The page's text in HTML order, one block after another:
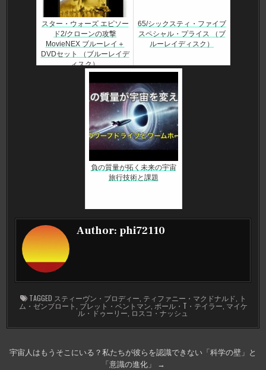
スター・ウォーズ エピソー
ド2/クローンの攻撃
MovieNEX ブルーレイ＋
DVDセット （ブルーレイデ
ィスク）
65/シックスティ・ファイブ
スペシャル・プライス （ブ
ルーレイディスク）
負の質量が拓く未来の宇宙
旅行技術と課題
Author: phi72110
TAGGED スティーヴン・ブロディー ティファニー・マクドナルド ト
ム・ゼンブロート ブレット・ベントマン ポール・T・テイラー マイケ
ル・ドゥーリー ロスコ・ナッシュ
投
宇宙人はもうそこにいる？私たちが彼らを認識できない「科学の壁」と
「意識の進化」 →